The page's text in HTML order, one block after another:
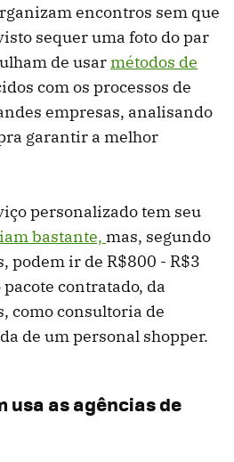
encontros sem que
sequer uma foto do par
de usarmétodos de
com os processos de
empresas, analisando
garantir a melhor
personalizado tem seu
bastante, mas, segundo
podem ir de R$800 - R$3
contratado, da
como consultoria de
de um personal shopper.
usa as agências de